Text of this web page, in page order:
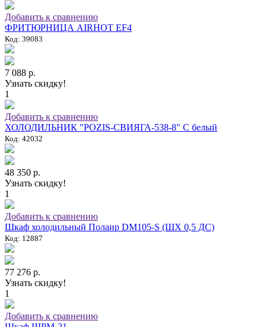
Добавить к сравнению
ФРИТЮРНИЦА AIRHOT EF4
Код: 39083
7 088 р.
Узнать скидку!
1
Добавить к сравнению
ХОЛОДИЛЬНИК "POZIS-СВИЯГА-538-8" C белый
Код: 42032
48 350 р.
Узнать скидку!
1
Добавить к сравнению
Шкаф холодильный Полаир DM105-S (ШХ 0,5 ДС)
Код: 12887
77 276 р.
Узнать скидку!
1
Добавить к сравнению